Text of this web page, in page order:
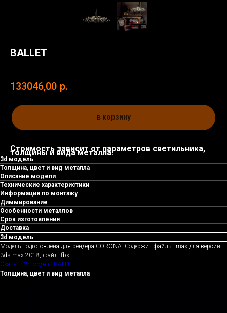
BALLET
133046,00 р.
в корзину
Стоимость зависит от параметров светильника,
толщины и вида металла.
3d модель
Толщина, цвет и вид металла
Описание модели
Технические характеристики
Информация по монтажу
Диммирование
Особенности металлов
Срок изготовления
Доставка
3d модель
Модель подготовлена для рендера CORONA. Содержит файлы .max для версии
3ds max 2018, файл .fbx
Скачать 3d модель BALLET
Толщина, цвет и вид металла